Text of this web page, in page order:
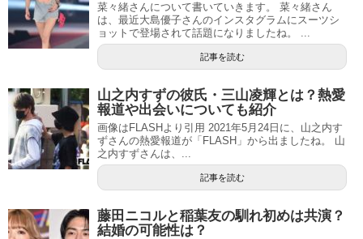
菜々緒さんについて書いていきます。 菜々緒さん
は、最近大島優子さんのインスタグラムにスーツシ
ョットで登場されて話題になりましたね。 ...
記事を読む
山之内すずの彼氏・三山凌輝とは？熱愛
報道や出会いについても紹介
画像はFLASHより引用 2021年5月24日に、山之内す
ずさんの熱愛報道が「FLASH」から出ましたね。 山
之内すずさんは、...
記事を読む
藤田ニコルと稲葉友の馴れ初めは共演？
結婚の可能性は？